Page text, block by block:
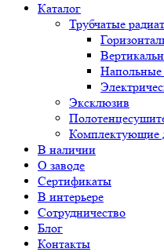
Каталог
Трубчатые
Напольные
Эксклюзив
Комплектующие
В наличии
О заводе
Сертификаты
В интерьере
Сотрудничество
Блог
Контакты